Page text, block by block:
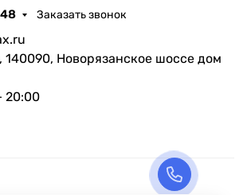
Заказать звонок
Новорязанское шоссе дом
20:00